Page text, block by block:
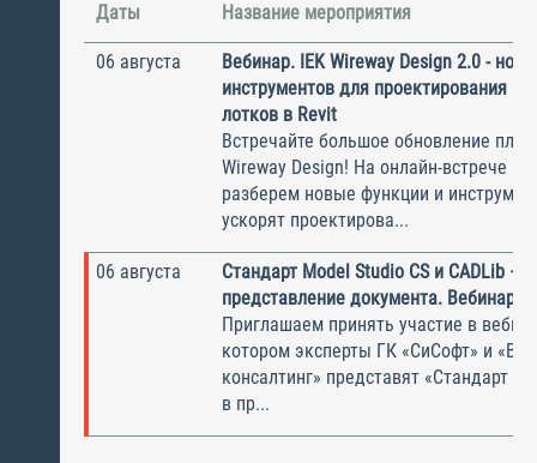
Даты Название мероприятия
06 августа
Вебинар. IEK Wireway Design 2.0 -
инструментов для проектирования
лотков в Revit
Встречайте большое обновление
Wireway Design! На онлайн-встрече
разберем новые функции и
ускорят проектирова...
06 августа
Стандарт Model Studio CS и CADLib —
представление документа. Вебинар
Приглашаем принять участие в
котором эксперты ГК «СиСофт» и
консалтинг» представят «Стандарт
в пр...